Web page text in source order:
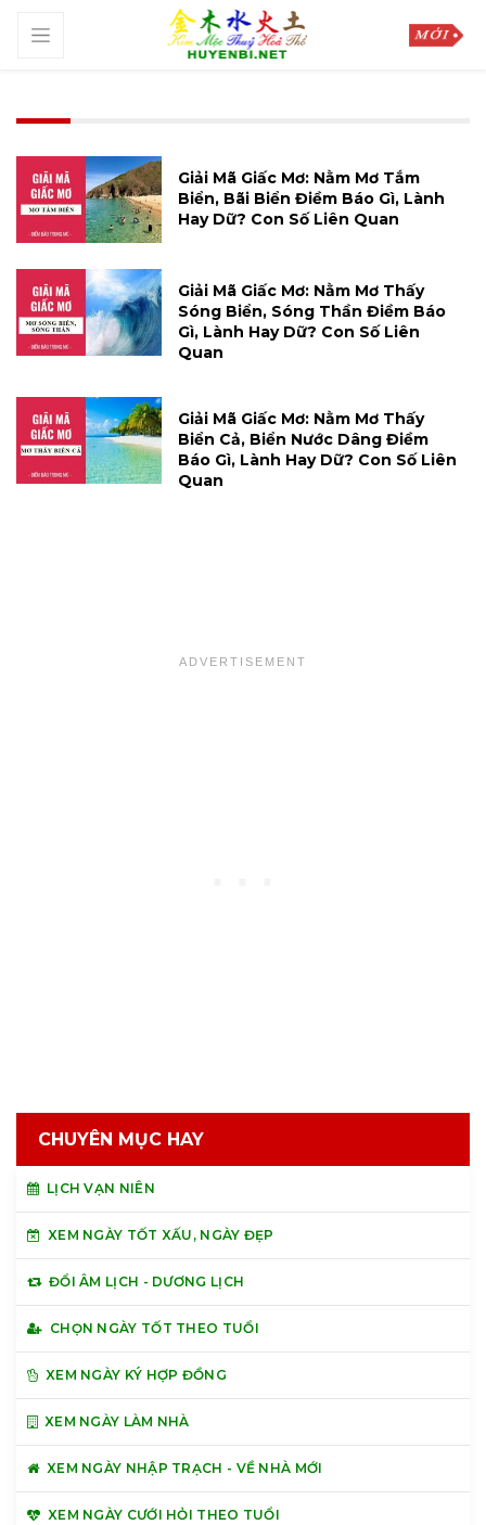
Giải Mã Giấc Mơ: Nằm Mơ Tắm
Biển, Bãi Biển Điềm Báo Gì, Lành
Hay Dữ? Con Số Liên Quan
Giải Mã Giấc Mơ: Nằm Mơ Thấy
Sóng Biển, Sóng Thần Điềm Báo
Gì, Lành Hay Dữ? Con Số Liên
Quan
Giải Mã Giấc Mơ: Nằm Mơ Thấy
Biển Cả, Biển Nước Dâng Điềm
Báo Gì, Lành Hay Dữ? Con Số Liên
Quan
CHUYÊN MỤC HAY
LỊCH VẠN NIÊN
XEM NGÀY TỐT XẤU, NGÀY ĐẸP
ĐỔI ÂM LỊCH - DƯƠNG LỊCH
CHỌN NGÀY TỐT THEO TUỔI
XEM NGÀY KÝ HỢP ĐỒNG
XEM NGÀY LÀM NHÀ
XEM NGÀY NHẬP TRẠCH - VỀ NHÀ MỚI
XEM NGÀY CƯỚI HỎI THEO TUỔI